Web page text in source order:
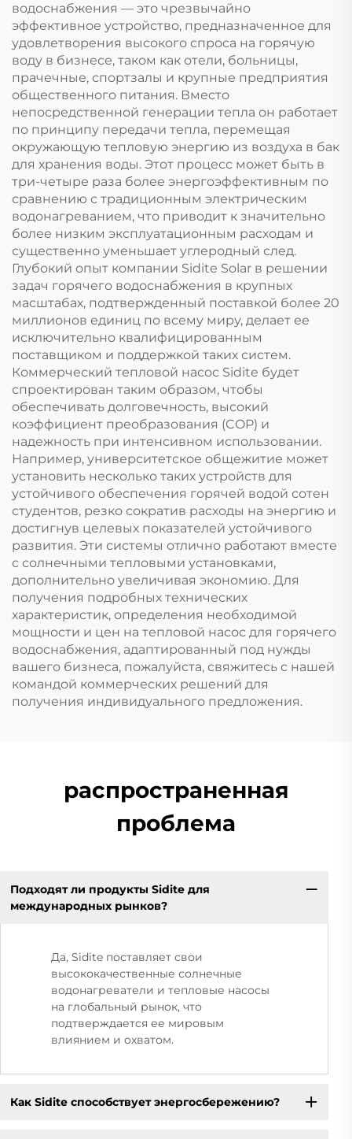
стоимость воды
солнечные трубы
Гофрированная вода
водоснабжения — это чрезвычайно
эффективное устройство, предназначенное для
удовлетворения высокого спроса на горячую
воду в бизнесе, таком как отели, больницы,
прачечные, спортзалы и крупные предприятия
общественного питания. Вместо
непосредственной генерации тепла он работает
по принципу передачи тепла, перемещая
окружающую тепловую энергию из воздуха в бак
для хранения воды. Этот процесс может быть в
три-четыре раза более энергоэффективным по
сравнению с традиционным электрическим
водонагреванием, что приводит к значительно
более низким эксплуатационным расходам и
существенно уменьшает углеродный след.
Глубокий опыт компании Sidite Solar в решении
задач горячего водоснабжения в крупных
масштабах, подтвержденный поставкой более 20
миллионов единиц по всему миру, делает ее
исключительно квалифицированным
поставщиком и поддержкой таких систем.
Коммерческий тепловой насос Sidite будет
спроектирован таким образом, чтобы
обеспечивать долговечность, высокий
коэффициент преобразования (COP) и
надежность при интенсивном использовании.
Например, университетское общежитие может
установить несколько таких устройств для
устойчивого обеспечения горячей водой сотен
студентов, резко сократив расходы на энергию и
достигнув целевых показателей устойчивого
развития. Эти системы отлично работают вместе
с солнечными тепловыми установками,
дополнительно увеличивая экономию. Для
получения подробных технических
характеристик, определения необходимой
мощности и цен на тепловой насос для горячего
водоснабжения, адаптированный под нужды
вашего бизнеса, пожалуйста, свяжитесь с нашей
командой коммерческих решений для
получения индивидуального предложения.
распространенная
проблема
Подходят ли продукты Sidite для
международных рынков?
Да, Sidite поставляет свои
высококачественные солнечные
водонагреватели и тепловые насосы
на глобальный рынок, что
подтверждается ее мировым
влиянием и охватом.
Как Sidite способствует энергосбережению?